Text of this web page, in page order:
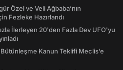
Özel ve Veli Ağbaba’nın
Fezleke Hazırlandı
İlerleyen 20'den Fazla Dev UFO'yu
Kanun Teklifi Meclis’e